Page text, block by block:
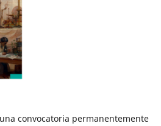
convocatoria permanentemente